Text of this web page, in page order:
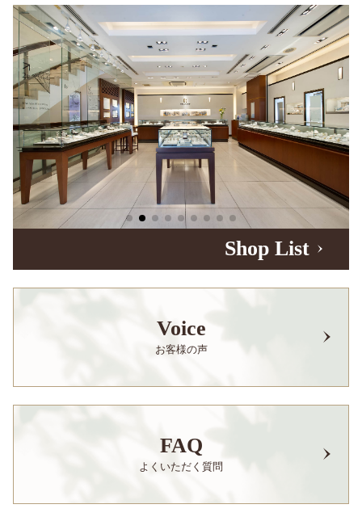
Shop List
Voice
お客様の声
FAQ
よくいただく質問